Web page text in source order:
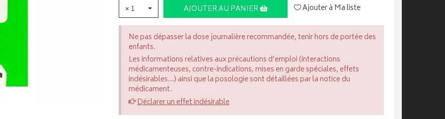
× 1 AJOUTER AU PANIER Ajouter à Ma liste
Ne pas dépasser la dose journalière recommandée, tenir hors de portée des
enfants.
Les informations relatives aux précautions d’emploi (interactions
médicamenteuses, contre-indications, mises en garde spéciales, effets
indésirables...) ainsi que la posologie sont détaillées par la notice du
médicament.
Déclarer un effet indésirable